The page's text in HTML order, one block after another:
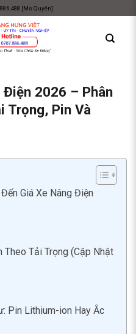
[Ms Quyên]
Điện 2026 – Phân
Trọng, Pin Và
Giá Xe Nâng Điện
Theo Tải Trọng (Cập Nhật
Pin Lithium-ion Hay Ắc